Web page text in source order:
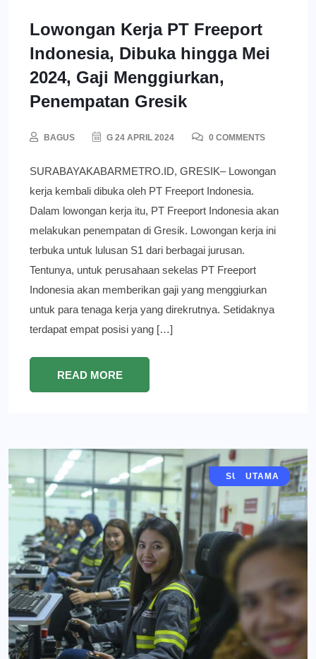
Lowongan Kerja PT Freeport
Indonesia, Dibuka hingga Mei
2024, Gaji Menggiurkan,
Penempatan Gresik
BAGUS G 24 APRIL 2024 0 COMMENTS
SURABAYAKABARMETRO.ID, GRESIK– Lowongan
kerja kembali dibuka oleh PT Freeport Indonesia.
Dalam lowongan kerja itu, PT Freeport Indonesia akan
melakukan penempatan di Gresik. Lowongan kerja ini
terbuka untuk lulusan S1 dari berbagai jurusan.
Tentunya, untuk perusahaan sekelas PT Freeport
Indonesia akan memberikan gaji yang menggiurkan
untuk para tenaga kerja yang direkrutnya. Setidaknya
terdapat empat posisi yang […]
READ MORE
BERITA
EKONOMI
GRESIK
JAWA TIMUR
SURABAYA
UTAMA